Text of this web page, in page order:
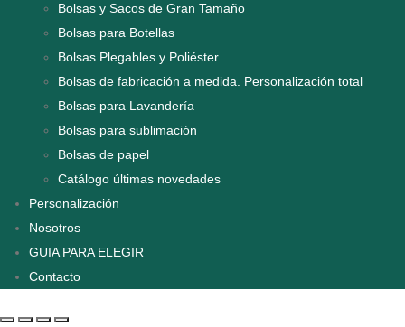
Bolsas y Sacos de Gran Tamaño
Bolsas para Botellas
Bolsas Plegables y Poliéster
Bolsas de fabricación a medida. Personalización total
Bolsas para Lavandería
Bolsas para sublimación
Bolsas de papel
Catálogo últimas novedades
Personalización
Nosotros
GUIA PARA ELEGIR
Contacto